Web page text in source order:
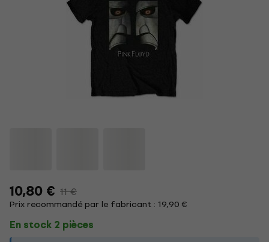
10,80 € 11 €
Prix recommandé par le fabricant : 19,90 €
En stock 2 pièces